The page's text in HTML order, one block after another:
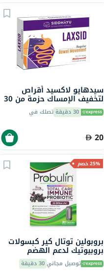
سيدهايو لاكسيد أقراص
لتخفيف الإمساك حزمة من 30
30 دقيقة تصلك في
20
25% خصم
بروبولين توتال كير كبسولات
بروبيوتيك لدعم الهضم
والمناعة، حزمة من 30
كبسولةتوصيل مجاني30 دقيقة